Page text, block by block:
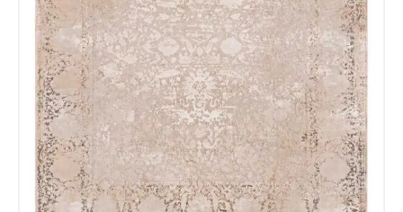
Nombre y apellido*